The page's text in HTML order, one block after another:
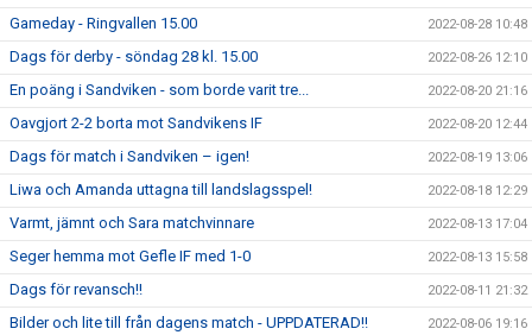
Gameday - Ringvallen 15.00 2022-08-28 10:48
Dags för derby - söndag 28 kl. 15.00 2022-08-26 12:10
En poäng i Sandviken - som borde varit tre... 2022-08-20 21:16
Oavgjort 2-2 borta mot Sandvikens IF 2022-08-20 12:44
Dags för match i Sandviken – igen! 2022-08-19 13:06
Liwa och Amanda uttagna till landslagsspel! 2022-08-18 12:29
Varmt, jämnt och Sara matchvinnare 2022-08-13 17:04
Seger hemma mot Gefle IF med 1-0 2022-08-13 15:58
Dags för revansch!! 2022-08-11 21:32
Bilder och lite till från dagens match - UPPDATERAD!! 2022-08-06 19:16